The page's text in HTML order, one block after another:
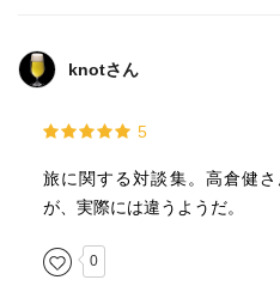
knotさん
5
旅に関する対談集。高倉健
が、実際には違うようだ。
0